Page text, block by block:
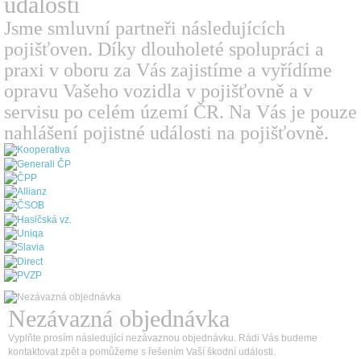
Jsme smluvní partneři následujících
pojišťoven. Díky dlouholeté spolupráci a
praxi v oboru za Vás zajistíme a vyřídíme
opravu Vašeho vozidla v pojišťovně a v
servisu po celém území ČR. Na Vás je pouze
nahlášení pojistné události na pojišťovně.
Nezávazná objednávka
Vyplňte prosím následující nezávaznou objednávku. Rádi Vás budeme
kontaktovat zpět a pomůžeme s řešením Vaší škodní události.